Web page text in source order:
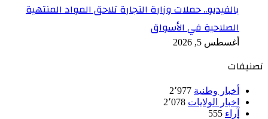
بالفيديو.. حملات وزارة التجارة تلاحق المواد المنتهية
الصلاحية في الأسواق
أغسطس 5, 2026
تصنيفات
أخبار وطنية 2٬977
اخبار الولايات 2٬078
آراء 555